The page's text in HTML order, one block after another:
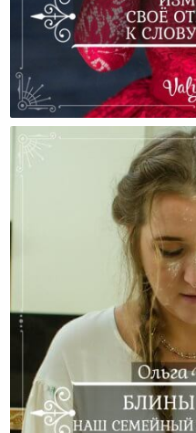
Измените Своё